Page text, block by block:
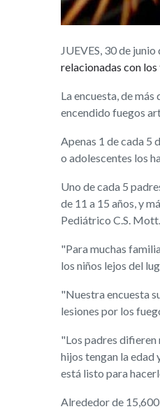
JUEVES, 30 de
relacionadas con
La encuesta, de
encendido fuegos
Apenas 1 de cada 5
o adolescentes los
Uno de cada 5
de 11 a 15 años, y
Pediátrico C.S.
"Para muchas
los niños lejos del
"Nuestra encuesta
lesiones por los
"Los padres difieren
hijos tengan la edad
está listo para
Alrededor de 15,600